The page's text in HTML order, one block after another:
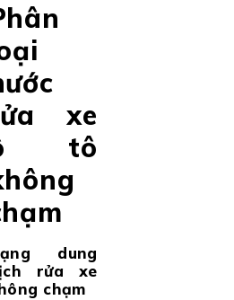
xe
tô
dung
rửa xe
chạm